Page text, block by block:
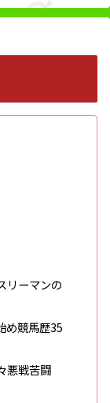
リーマンの
め競馬歴35
悪戦苦闘